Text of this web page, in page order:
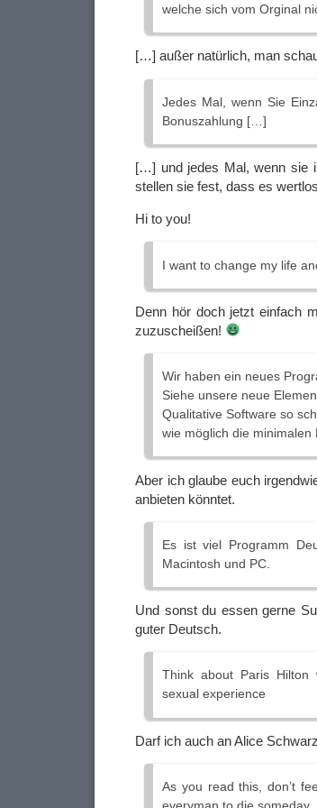
welche sich vom Orginal
[…] außer natürlich, man
Jedes Mal, wenn Sie
Bonuszahlung […]
[…] und jedes Mal, wenn sie
stellen sie fest, dass es
Hi to you!
I want to change my life
Denn hör doch jetzt einfach
zuzuscheißen!
Wir haben ein neues
Siehe unsere neue
Qualitative Software so
wie möglich die minimalen
Aber ich glaube euch
anbieten könntet.
Es ist viel Programm
Macintosh und PC.
Und sonst du essen gerne
guter Deutsch.
Think about Paris Hilton
sexual experience
Darf ich auch an Alice
As you read this, don’t